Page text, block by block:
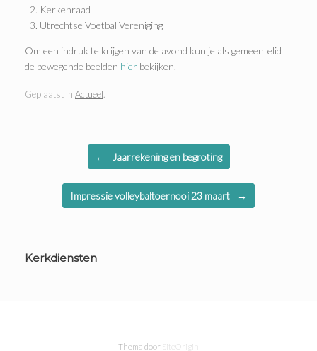
Kerkenraad
Utrechtse Voetbal Vereniging
Om een indruk te krijgen van de avond kun je als gemeentelid
de bewegende beelden hier bekijken.
Geplaatst in Actueel.
← Jaarrekening en begroting
Impressie volleybaltoernooi 23 maart →
Kerkdiensten
Thema door SiteOrigin